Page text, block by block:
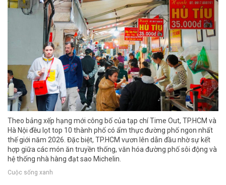
Theo bảng xếp hạng mới công bố của tạp chí Time Out, TP.HCM và
Hà Nội đều lọt top 10 thành phố có ẩm thực đường phố ngon nhất
thế giới năm 2026. Đặc biệt, TP.HCM vươn lên dẫn đầu nhờ sự kết
hợp giữa các món ăn truyền thống, văn hóa đường phố sôi động và
hệ thống nhà hàng đạt sao Michelin.
Cuộc sống xanh